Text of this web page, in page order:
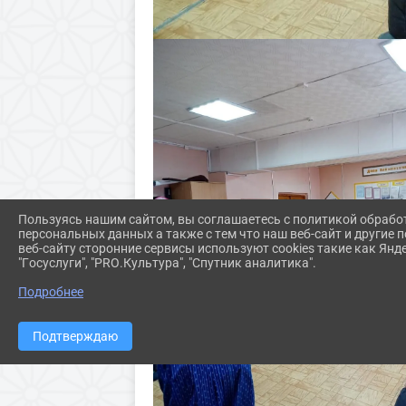
Пользуясь нашим сайтом, вы соглашаетесь с политикой
персональных данных а также с тем что наш веб-сайт и другие
веб-сайту сторонние сервисы используют cookies такие как
"Госуслуги", "PRO.Культура", "Спутник аналитика".
Подробнее
Подтверждаю